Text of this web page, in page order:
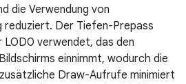
die Verwendung von
reduziert. Der Tiefen-Prepass
LOD0 verwendet, das den
einnimmt, wodurch die
Draw-Aufrufe minimiert